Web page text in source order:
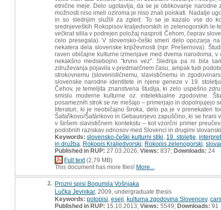
etnične meje. Delo ugotavlja, da se je oblikovanje
možnosti niso imeli oziroma je niso znali poiskati. Nadalje
in so slednjim služili za zgled. To se je kazalo vse do
srednjeveških Rokopisov kraljedvorskih in zelenogorskih
večkrat silila v podrejen položaj nasproti Čehom, čeprav
celo presegala). V slovensko-češki smeri delo opozarja
nekatera dela slovenske književnosti (npr. Prešernova).
raven običajne kulturne izmenjave med dvema narodoma;
nekakšno medsebojno "krvno vez". Slednja pa ni bila
združevanja pojavila v predmarčnem času, ampak tudi
strokovnemu (slovenističnemu, slavističnemu in
slovenske narodne identitete in njene geneze v 19.
Čehov, je temeljita znanstvena študija, ki zelo uspešno
smislu moderne kulturne oz. intelektualne zgodovine.
posameznih strok se ne mešajo – primerjajo in dopolnjujejo
literaturi, ki je neobičajno široka, delo pa je v prenekateri
Šafaříkovo/Šafárikovo in Gebauerjevo zapuščino, ki se hrani
v širšem slavističnem kontekstu – kot vzorčni primer
podobnih raziskav odnosov med Slovenci in drugimi
Keywords: slovensko-češki kulturni stiki 19. stoletje
in družba Rokopis Kraljedvorski Rokopis zelenogorski
Published in RUP: 27.03.2026; Views: 837; Downloads: 24
Full text(2,79 MB)
This document has more files! More...
2. Prozni spisi Bogumila Vošnjaka
Lučka Jevnikar, 2009, undergraduate thesis
Keywords: potopisi eseji kulturna zgodovina Slovencev,
Published in RUP: 15.10.2013; Views: 5549; Downloads: 91